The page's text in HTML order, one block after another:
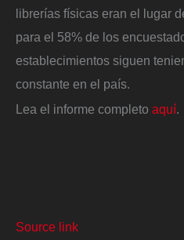
librerías físicas eran el lugar
para el 58% de los
establecimientos siguen
constante en el país.
Lea el informe completo aquí.
Source link